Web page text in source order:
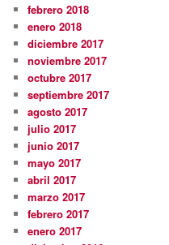
febrero 2018
enero 2018
diciembre 2017
noviembre 2017
octubre 2017
septiembre 2017
agosto 2017
julio 2017
junio 2017
mayo 2017
abril 2017
marzo 2017
febrero 2017
enero 2017